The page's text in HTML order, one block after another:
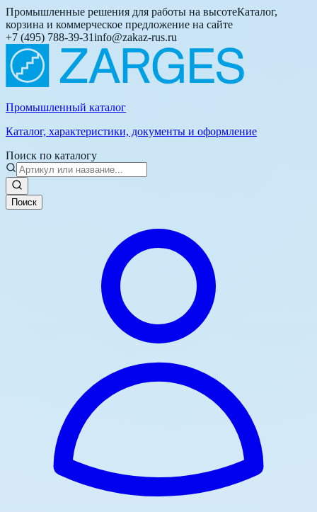
Промышленные решения для работы на высотеКаталог,
корзина и коммерческое предложение на сайте
+7 (495) 788-39-31info@zakaz-rus.ru
Промышленный каталог
Каталог, характеристики, документы и оформление
Поиск по каталогу
Поиск